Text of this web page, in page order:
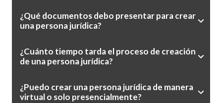
¿Qué documentos debo presentar para crear
una persona jurídica?
¿Cuánto tiempo tarda el proceso de creación
de una persona jurídica?
¿Puedo crear una persona jurídica de manera
virtual o solo presencialmente?